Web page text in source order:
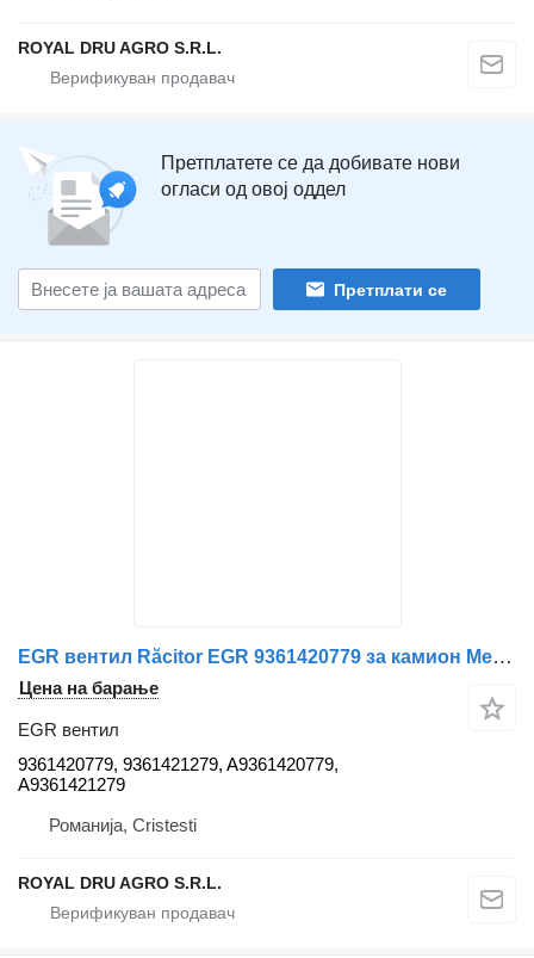
ROYAL DRU AGRO S.R.L.
Претплатете се да добивате нови
огласи од овој оддел
Претплати се
EGR вентил Răcitor EGR 9361420779 за камион Mercedes-Benz – Coduri
Цена на барање
EGR вентил
9361420779, 9361421279, A9361420779,
A9361421279
Романија, Cristesti
ROYAL DRU AGRO S.R.L.